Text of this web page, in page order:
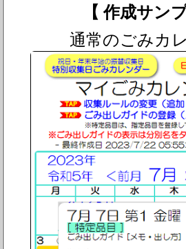
【 作成サン
通常のごみカ